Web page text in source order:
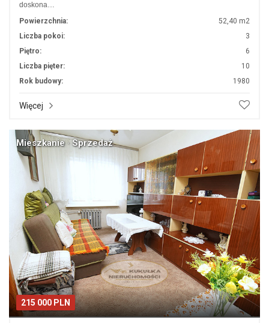
doskona…
Powierzchnia:
52,40 m2
Liczba pokoi:
3
Piętro:
6
Liczba pięter:
10
Rok budowy:
1980
Więcej
215 000 PLN
Mieszkanie · Sprzedaż